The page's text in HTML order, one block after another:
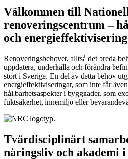
Välkommen till
renoveringscentrum –
och energieffektivisering
Renoveringsbehovet, alltså det breda
uppdatera, underhålla och förändra
stort i Sverige. En del av detta behov
energieffektiviseringar, som inte får
hållbarhetsaspekter i byggnader, som
fuktsäkerhet, innemiljö eller
Tvärdisciplinärt
näringsliv och akademi